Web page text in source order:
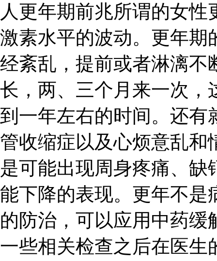
人更年期前兆所谓的女
激素水平的波动。更年期
经紊乱，提前或者淋漓不
长，两、三个月来一次，
到一年左右的时间。还有
管收缩症以及心烦意乱和
是可能出现周身疼痛、
能下降的表现。更年不是
的防治，可以应用中药
一些相关检查之后在医生